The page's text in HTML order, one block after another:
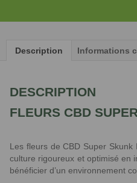
Description Informations
DESCRIPTION
FLEURS CBD
Les fleurs de CBD Super
culture rigoureux et optimisé en
bénéficier d’un environnement